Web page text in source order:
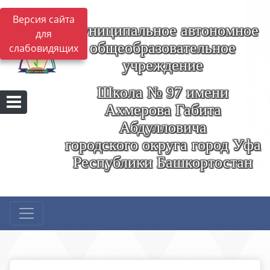
Версия сайта
для
слабовидящих
Муниципальное автономное
общеобразовательное
учреждение
Школа № 97 имени
Ахмерова Габита
Абдулловича
городского округа город Уфа
Республики Башкортостан